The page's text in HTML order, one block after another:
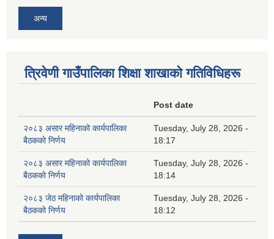
अन्य
त्रिवेणी गाउँपालिका शिक्षा शाखाकाे गतिविधिहरू
Post date
२०८३ असार महिनाको कार्यपालिका
बैठकको निर्णय
Tuesday, July 28, 2026 -
18:17
२०८३ असार महिनाको कार्यपालिका
बैठकको निर्णय
Tuesday, July 28, 2026 -
18:14
२०८३ जेठ महिनाको कार्यपालिका
बैठकको निर्णय
Tuesday, July 28, 2026 -
18:12